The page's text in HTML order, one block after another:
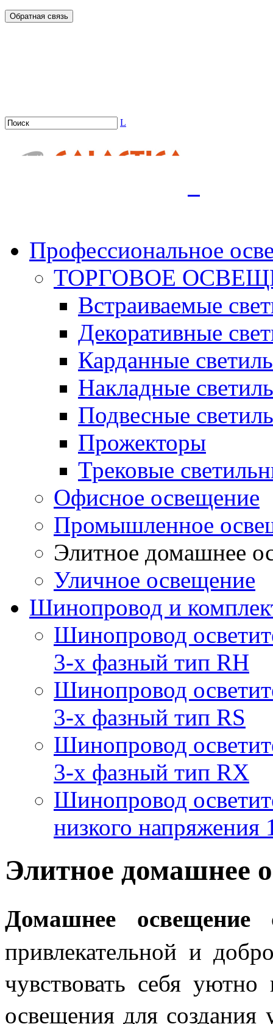
Обратная связь
L
Профессиональное
ТОРГОВОЕ
Встраиваемые
Декоративные
Карданные
Накладные
Подвесные
Прожекторы
Трековые
Офисное освещение
Промышленное
Элитное домашнее
Уличное освещение
Шинопровод и
Шинопровод
3-х фазный тип RH
Шинопровод
3-х фазный тип RS
Шинопровод
3-х фазный тип RX
Шинопровод
низкого напряжения
Элитное домашнее
Домашнее освещение
привлекательной и
чувствовать себя
освещения для создания